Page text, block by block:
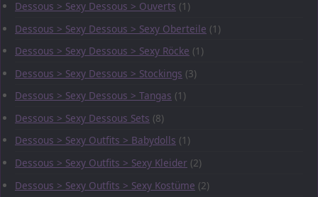
Dessous > Sexy Dessous > Ouverts (1)
Dessous > Sexy Dessous > Sexy Oberteile (1)
Dessous > Sexy Dessous > Sexy Röcke (1)
Dessous > Sexy Dessous > Stockings (3)
Dessous > Sexy Dessous > Tangas (1)
Dessous > Sexy Dessous Sets (8)
Dessous > Sexy Outfits > Babydolls (1)
Dessous > Sexy Outfits > Sexy Kleider (2)
Dessous > Sexy Outfits > Sexy Kostüme (2)